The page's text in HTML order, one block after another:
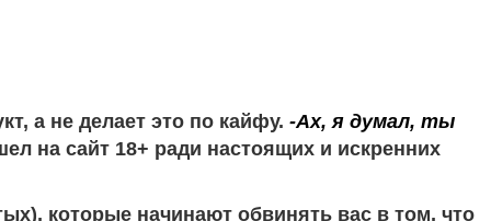
а не делает это по кайфу. -Ах, я думал, ты
на сайт 18+ ради настоящих и искренних
которые начинают обвинять вас в том, что